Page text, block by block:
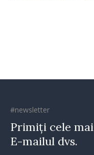
#newsletter
Primiți cele
E-mailul dvs.